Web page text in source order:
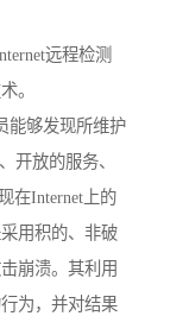
远程检测
。
能够发现所维护
开放的服务、
在Internet上的
用积的、非破
崩溃。其利用
为，并对结果